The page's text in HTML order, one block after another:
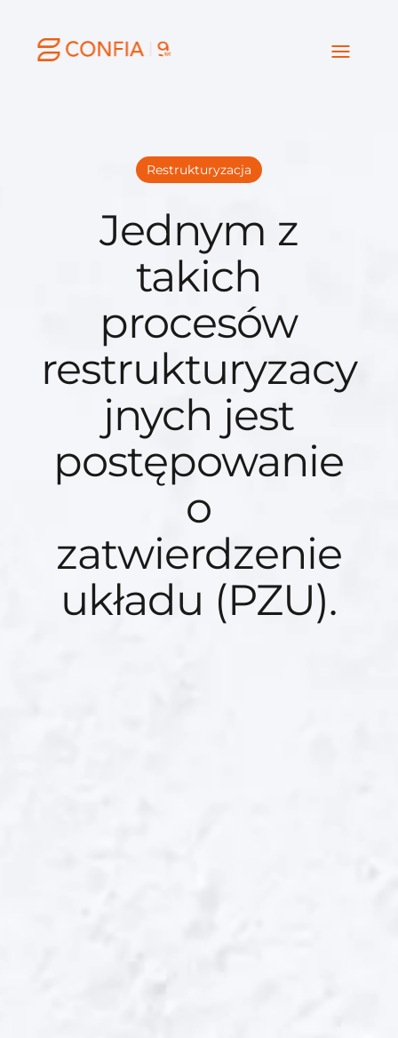
Restrukturyzacja
Jednym z
takich
procesów
restrukturyzacy
jnych jest
postępowanie
o
zatwierdzenie
układu (PZU).